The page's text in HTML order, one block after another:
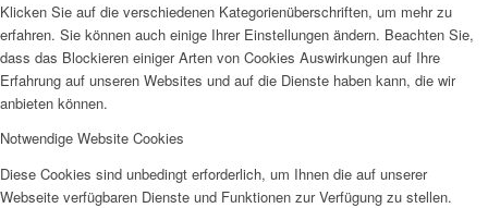
Klicken Sie auf die verschiedenen Kategorienüberschriften, um mehr zu
erfahren. Sie können auch einige Ihrer Einstellungen ändern. Beachten Sie,
dass das Blockieren einiger Arten von Cookies Auswirkungen auf Ihre
Erfahrung auf unseren Websites und auf die Dienste haben kann, die wir
anbieten können.
Notwendige Website Cookies
Diese Cookies sind unbedingt erforderlich, um Ihnen die auf unserer
Webseite verfügbaren Dienste und Funktionen zur Verfügung zu stellen.